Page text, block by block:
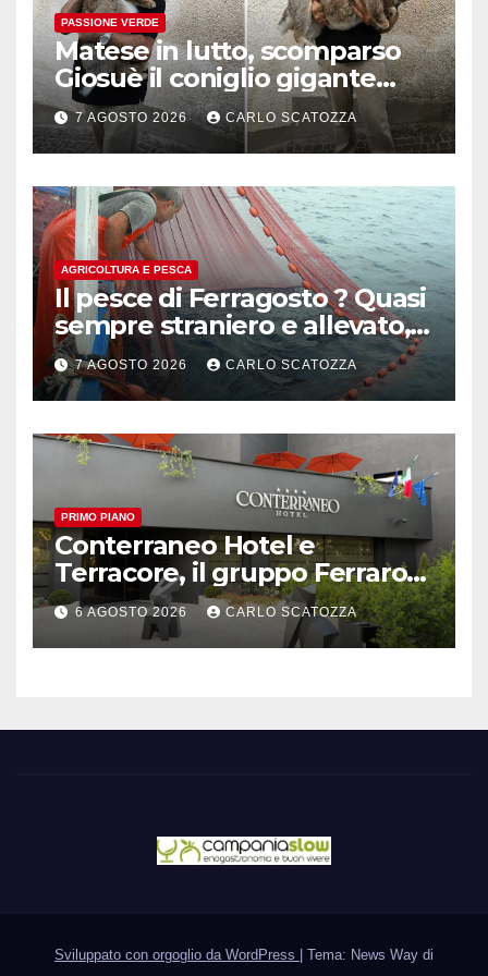
PASSIONE VERDE
Matese in lutto, scomparso
Giosuè il coniglio gigante
pluripremiato
7 AGOSTO 2026 CARLO SCATOZZA
AGRICOLTURA E PESCA
Il pesce di Ferragosto ? Quasi
sempre straniero e allevato,
in sofferenza
7 AGOSTO 2026 CARLO SCATOZZA
PRIMO PIANO
Conterraneo Hotel e
Terracore, il gruppo Ferraro
amplia l’ ospitalità e il gusto
alle porte di Caserta
6 AGOSTO 2026 CARLO SCATOZZA
Sviluppato con orgoglio da WordPress
Tema: News Way di